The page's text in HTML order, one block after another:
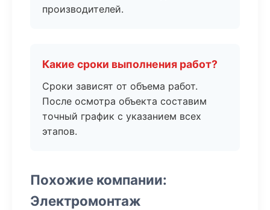
производителей.
Какие сроки выполнения работ?
Сроки зависят от объема работ.
После осмотра объекта составим
точный график с указанием всех
этапов.
Похожие компании:
Электромонтаж